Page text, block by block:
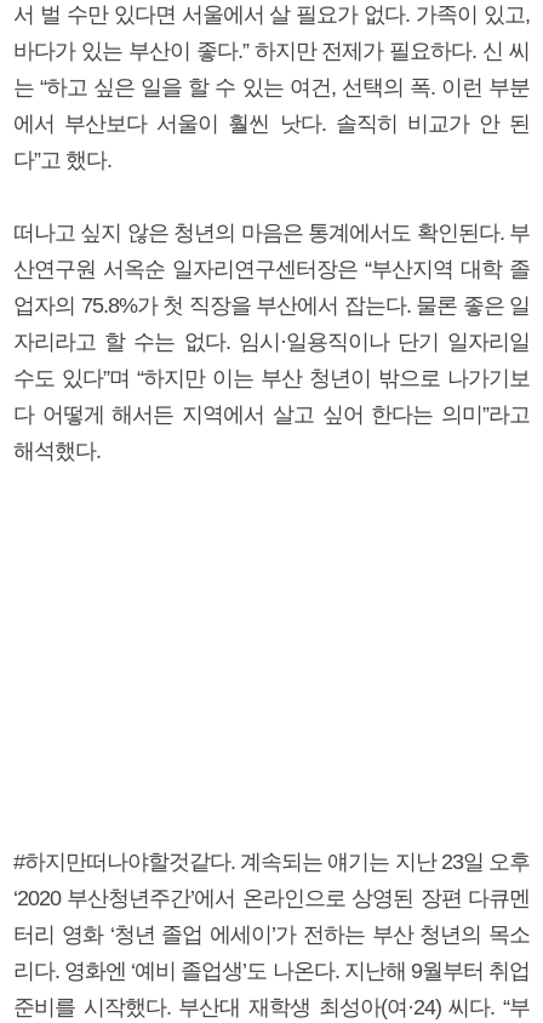
서 벌 수만 있다면 서울에서 살 필요가 없다. 가족이 있고,
바다가 있는 부산이 좋다.” 하지만 전제가 필요하다. 신 씨
는 “하고 싶은 일을 할 수 있는 여건, 선택의 폭. 이런 부분
에서 부산보다 서울이 훨씬 낫다. 솔직히 비교가 안 된
다”고 했다.
떠나고 싶지 않은 청년의 마음은 통계에서도 확인된다. 부
산연구원 서옥순 일자리연구센터장은 “부산지역 대학 졸
업자의 75.8%가 첫 직장을 부산에서 잡는다. 물론 좋은 일
자리라고 할 수는 없다. 임시·일용직이나 단기 일자리일
수도 있다”며 “하지만 이는 부산 청년이 밖으로 나가기보
다 어떻게 해서든 지역에서 살고 싶어 한다는 의미”라고
해석했다.
#하지만떠나야할것같다. 계속되는 얘기는 지난 23일 오후
‘2020 부산청년주간’에서 온라인으로 상영된 장편 다큐멘
터리 영화 ‘청년 졸업 에세이’가 전하는 부산 청년의 목소
리다. 영화엔 ‘예비 졸업생’도 나온다. 지난해 9월부터 취업
준비를 시작했다. 부산대 재학생 최성아(여·24) 씨다. “부